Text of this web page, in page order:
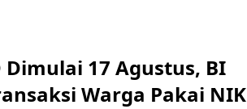
17 Agustus, BI
Warga Pakai NIK